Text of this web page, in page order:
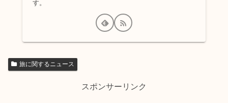
す。
旅に関するニュース
スポンサーリンク